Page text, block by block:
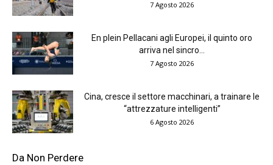
7 Agosto 2026
En plein Pellacani agli Europei, il quinto oro
arriva nel sincro...
7 Agosto 2026
Cina, cresce il settore macchinari, a trainare le
“attrezzature intelligenti”
6 Agosto 2026
Da Non Perdere